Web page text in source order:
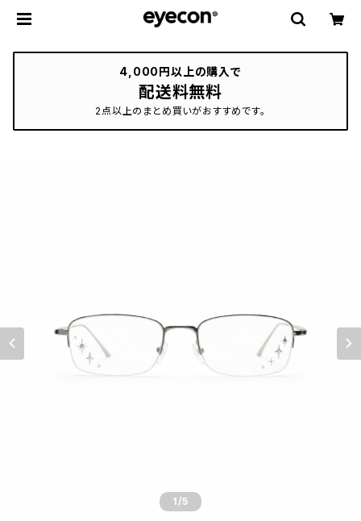
4,000円以上の購入で
配送料無料
2点以上のまとめ買いがおすすめです。
1/5